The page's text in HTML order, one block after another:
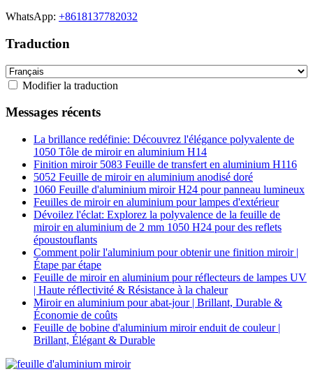
WhatsApp: +8618137782032
Traduction
Modifier la traduction
Messages récents
La brillance redéfinie: Découvrez l'élégance polyvalente de
1050 Tôle de miroir en aluminium H14
Finition miroir 5083 Feuille de transfert en aluminium H116
5052 Feuille de miroir en aluminium anodisé doré
1060 Feuille d'aluminium miroir H24 pour panneau lumineux
Feuilles de miroir en aluminium pour lampes d'extérieur
Dévoilez l'éclat: Explorez la polyvalence de la feuille de
miroir en aluminium de 2 mm 1050 H24 pour des reflets
époustouflants
Comment polir l'aluminium pour obtenir une finition miroir |
Étape par étape
Feuille de miroir en aluminium pour réflecteurs de lampes UV
| Haute réflectivité & Résistance à la chaleur
Miroir en aluminium pour abat-jour | Brillant, Durable &
Économie de coûts
Feuille de bobine d'aluminium miroir enduit de couleur |
Brillant, Élégant & Durable